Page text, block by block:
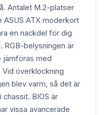
Antalet M.2-platser
ASUS ATX moderkort
en nackdel för dig
RGB-belysningen är
jämföras med
överklockning
blev varm, så det är
BIOS är
vissa avancerade